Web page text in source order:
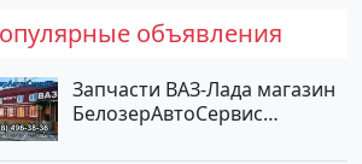
объявления
Запчасти ВАЗ-Лада магазин
БелозерАвтоСервис